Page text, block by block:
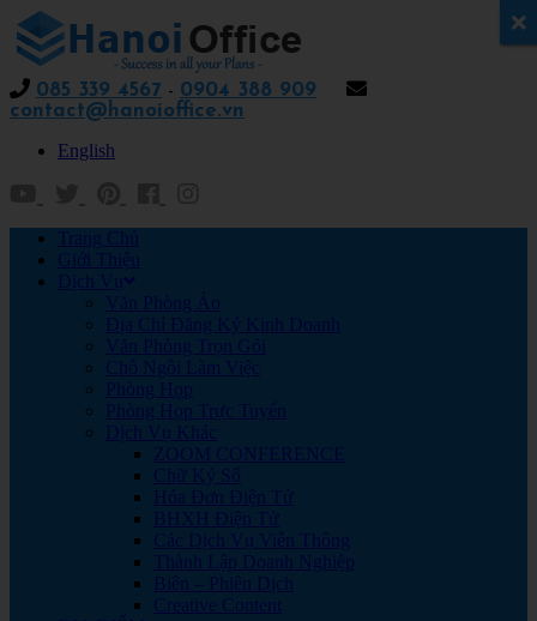
085 339 4567 - 0904 388 909
contact@hanoioffice.vn
English
Trang Chủ
Giới Thiệu
Dịch Vụ
Văn Phòng Ảo
Địa Chỉ Đăng Ký Kinh Doanh
Văn Phòng Trọn Gói
Chỗ Ngồi Làm Việc
Phòng Họp
Phòng Họp Trực Tuyến
Dịch Vụ Khác
ZOOM CONFERENCE
Chữ Ký Số
Hóa Đơn Điện Tử
BHXH Điện Tử
Các Dịch Vụ Viễn Thông
Thành Lập Doanh Nghiệp
Biên – Phiên Dịch
Creative Content
x